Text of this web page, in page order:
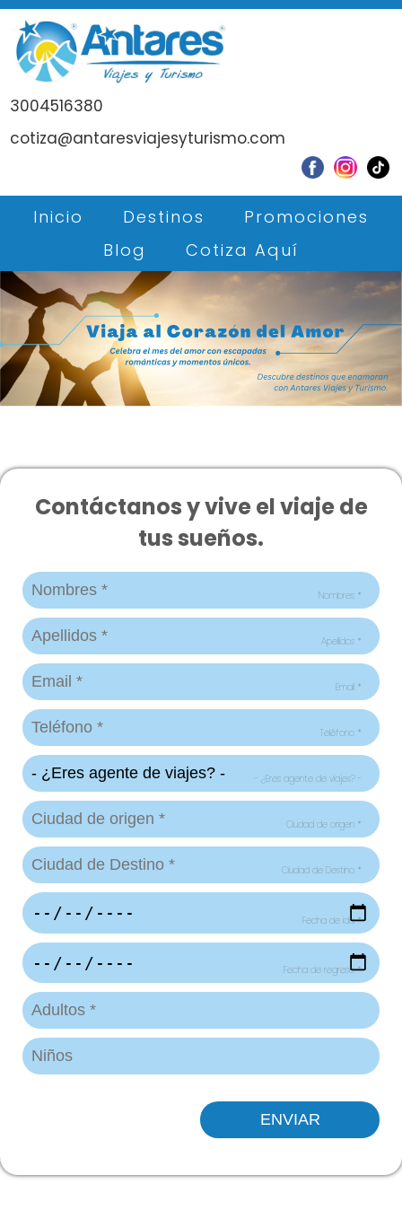
3004516380
cotiza@antaresviajesyturismo.com
Inicio Destinos
Promociones
Blog
Cotiza Aquí
Contáctanos y vive el viaje de
tus sueños.
Nombres *
Apellidos *
Email *
Teléfono *
- ¿Eres agente de viajes? -
Ciudad de origen *
Ciudad de Destino *
Fecha de ida *
Fecha de regreso *